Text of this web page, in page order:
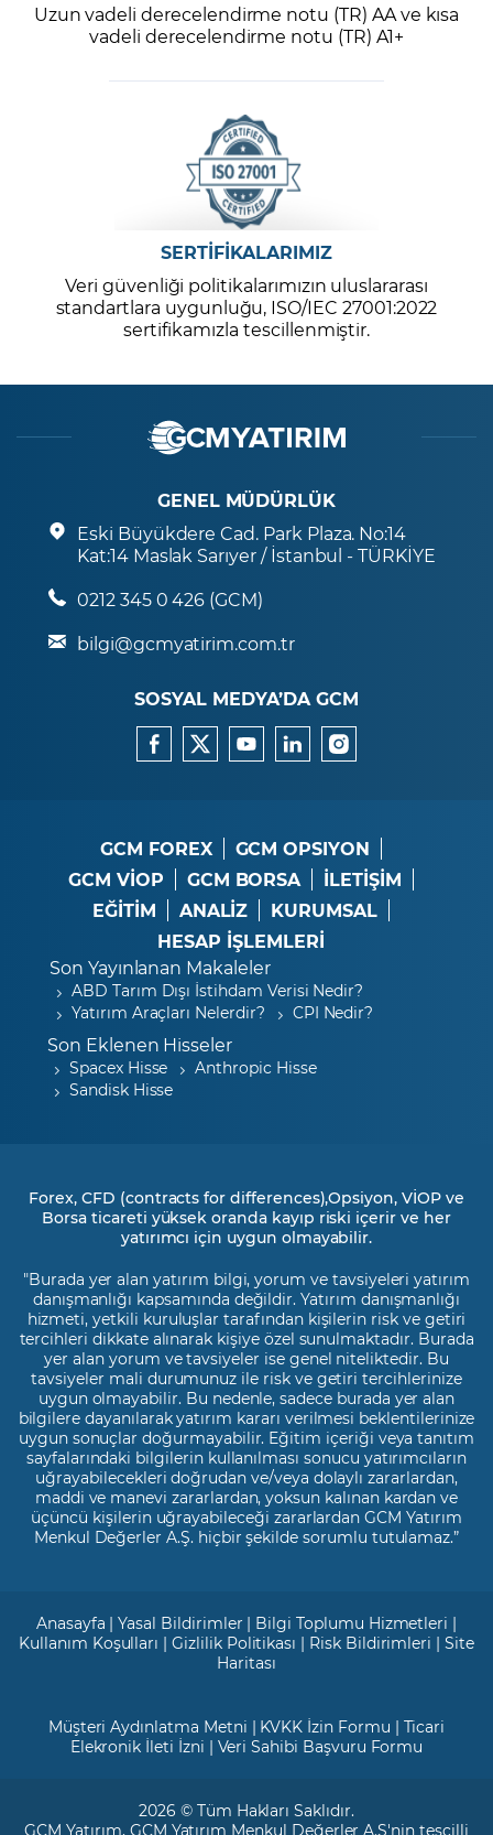
Uzun vadeli derecelendirme notu (TR) AA ve kısa
vadeli derecelendirme notu (TR) A1+
SERTİFİKALARIMIZ
Veri güvenliği politikalarımızın uluslararası
standartlara uygunluğu, ISO/IEC 27001:2022
sertifikamızla tescillenmiştir.
GENEL MÜDÜRLÜK
Eski Büyükdere Cad. Park Plaza. No:14
Kat:14 Maslak Sarıyer / İstanbul - TÜRKİYE
0212 345 0 426 (GCM)
bilgi@gcmyatirim.com.tr
SOSYAL MEDYA’DA GCM
GCM FOREX
GCM OPSIYON
GCM VİOP
GCM BORSA
İLETİŞİM
EĞİTİM
ANALİZ
KURUMSAL
HESAP İŞLEMLERİ
Son Yayınlanan Makaleler
ABD Tarım Dışı İstihdam Verisi Nedir?
Yatırım Araçları Nelerdir?
CPI Nedir?
Son Eklenen Hisseler
Spacex Hisse
Anthropic Hisse
Sandisk Hisse
Forex, CFD (contracts for differences),Opsiyon, VİOP ve
Borsa ticareti yüksek oranda kayıp riski içerir ve her
yatırımcı için uygun olmayabilir.
"Burada yer alan yatırım bilgi, yorum ve tavsiyeleri yatırım
danışmanlığı kapsamında değildir. Yatırım danışmanlığı
hizmeti, yetkili kuruluşlar tarafından kişilerin risk ve getiri
tercihleri dikkate alınarak kişiye özel sunulmaktadır. Burada
yer alan yorum ve tavsiyeler ise genel niteliktedir. Bu
tavsiyeler mali durumunuz ile risk ve getiri tercihlerinize
uygun olmayabilir. Bu nedenle, sadece burada yer alan
bilgilere dayanılarak yatırım kararı verilmesi beklentilerinize
uygun sonuçlar doğurmayabilir. Eğitim içeriği veya tanıtım
sayfalarındaki bilgilerin kullanılması sonucu yatırımcıların
uğrayabilecekleri doğrudan ve/veya dolaylı zararlardan,
maddi ve manevi zararlardan, yoksun kalınan kardan ve
üçüncü kişilerin uğrayabileceği zararlardan GCM Yatırım
Menkul Değerler A.Ş. hiçbir şekilde sorumlu tutulamaz.”
Anasayfa |Yasal Bildirimler | Bilgi Toplumu Hizmetleri |
Kullanım Koşulları |Gizlilik Politikası | Risk Bildirimleri |Site
Haritası
Müşteri Aydınlatma Metni | KVKK İzin Formu | Ticari
Elekronik İleti İzni | Veri Sahibi Başvuru Formu
2026 © Tüm Hakları Saklıdır.
GCM Yatırım, GCM Yatırım Menkul Değerler A.Ş'nin tescilli